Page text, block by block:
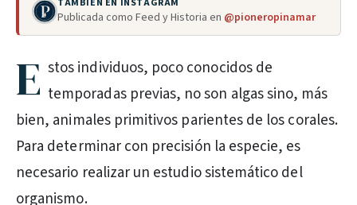
TAMBIÉN EN INSTAGRAM
Publicada como Feed y Historia en @pioneropinamar
E stos individuos, poco conocidos de
temporadas previas, no son algas sino, más
bien, animales primitivos parientes de los corales.
Para determinar con precisión la especie, es
necesario realizar un estudio sistemático del
organismo.